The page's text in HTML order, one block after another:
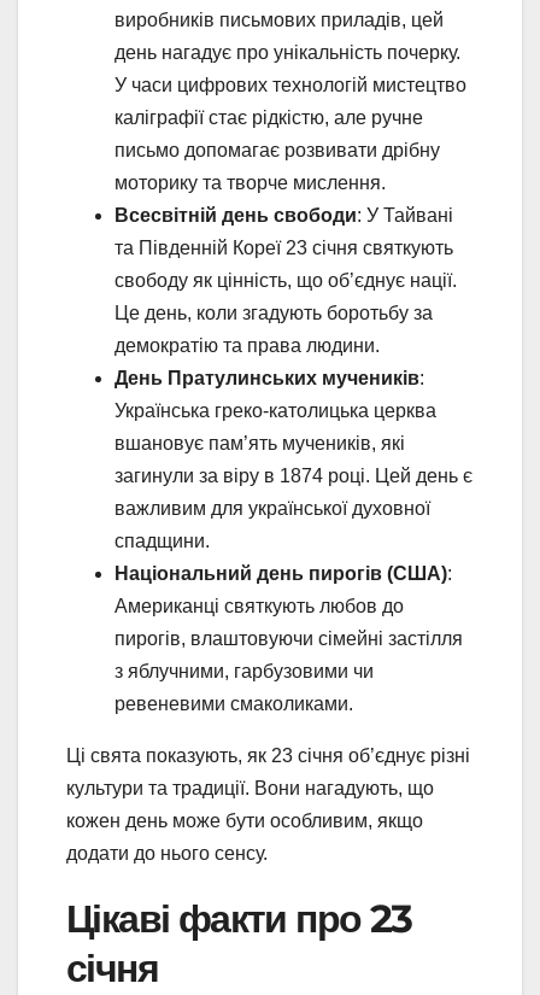
виробників письмових приладів, цей
день нагадує про унікальність почерку.
У часи цифрових технологій мистецтво
каліграфії стає рідкістю, але ручне
письмо допомагає розвивати дрібну
моторику та творче мислення.
Всесвітній день свободи: У Тайвані
та Південній Кореї 23 січня святкують
свободу як цінність, що об’єднує нації.
Це день, коли згадують боротьбу за
демократію та права людини.
День Пратулинських мучеників:
Українська греко-католицька церква
вшановує пам’ять мучеників, які
загинули за віру в 1874 році. Цей день є
важливим для української духовної
спадщини.
Національний день пирогів (США):
Американці святкують любов до
пирогів, влаштовуючи сімейні застілля
з яблучними, гарбузовими чи
ревеневими смаколиками.
Ці свята показують, як 23 січня об’єднує різні
культури та традиції. Вони нагадують, що
кожен день може бути особливим, якщо
додати до нього сенсу.
Цікаві факти про 23
січня